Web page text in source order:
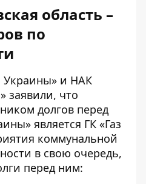
область –
по
Украины» и НАК
заявили, что
долгов перед
является ГК «Газ
коммунальной
в свою очередь,
перед ним: